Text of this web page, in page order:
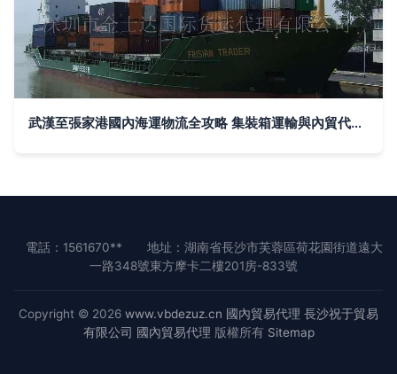
武漢至張家港國內海運物流全攻略 集裝箱運輸與內貿代理服務詳解
電話：1561670**
地址：湖南省長沙市芙蓉區荷花園街道遠大
一路348號東方摩卡二樓201房-833號
Copyright © 2026 www.vbdezuz.cn 國內貿易代理 長沙祝于貿易
有限公司 國內貿易代理 版權所有 Sitemap